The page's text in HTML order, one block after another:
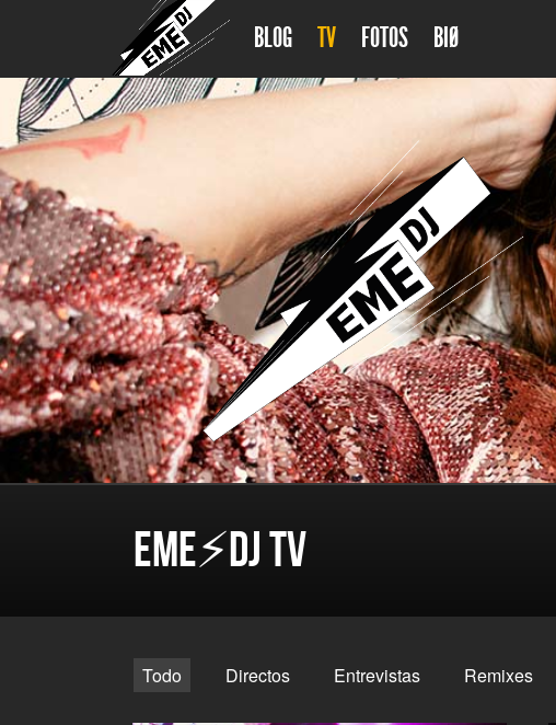
BLOG TV FOTOS BIØ
EME⚡DJ TV
Todo Directos Entrevistas Remixes